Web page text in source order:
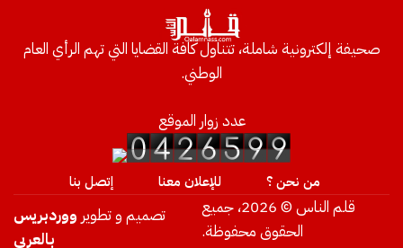
صحيفة إلكترونية شاملة، تتناول كافة القضايا التي تهم الرأي العام
الوطني.
عدد زوار الموقع
من نحن ؟ للإعلان معنا إتصل بنا
قلم الناس © 2026، جميع
الحقوق محفوظة.
تصميم و تطوير ووردبريس
بالعربي